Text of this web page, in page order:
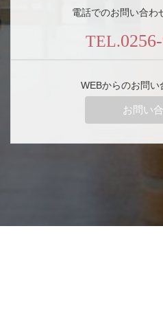
電話でのお問い合わ
TEL.
WEBからのお問い
お問い